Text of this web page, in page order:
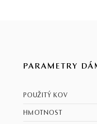
PARAMETRY
POUŽITÝ KOV
HMOTNOST